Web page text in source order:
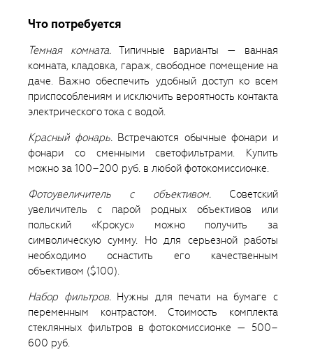
Что потребуется
Темная комната. Типичные варианты — ванная
комната, кладовка, гараж, свободное помещение на
даче. Важно обеспечить удобный доступ ко всем
приспособлениям и исключить вероятность контакта
электрического тока с водой.
Красный фонарь.Встречаются обычные фонари и
фонари со сменными светофильтрами. Купить
можно за 100–200 руб. в любой фотокомиссионке.
Фотоувеличитель с объективом.Советский
увеличитель с парой родных объективов или
польский «Крокус» можно получить за
символическую сумму. Но для серьезной работы
необходимо оснастить его качественным
объективом ($100).
Набор фильтров.Нужны для печати на бумаге с
переменным контрастом. Стоимость комплекта
стеклянных фильтров в фотокомиссионке — 500–
600 руб.